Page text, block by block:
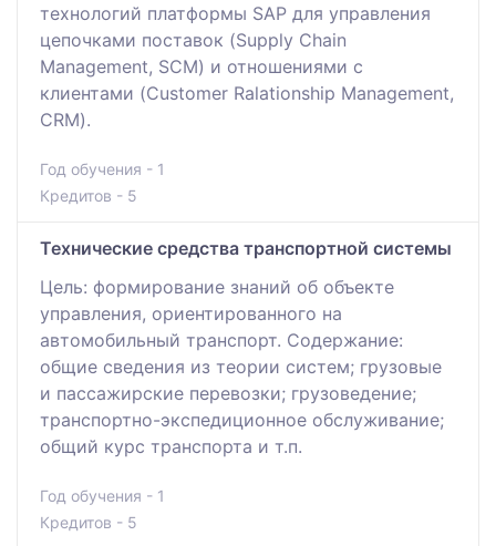
технологий платформы SAP для управления
цепочками поставок (Supply Chain
Management, SCM) и отношениями с
клиентами (Customer Ralationship Management,
CRM).
Год обучения - 1
Кредитов - 5
Технические средства транспортной системы
Цель: формирование знаний об объекте
управления, ориентированного на
автомобильный транспорт. Содержание:
общие сведения из теории систем; грузовые
и пассажирские перевозки; грузоведение;
транспортно-экспедиционное обслуживание;
общий курс транспорта и т.п.
Год обучения - 1
Кредитов - 5